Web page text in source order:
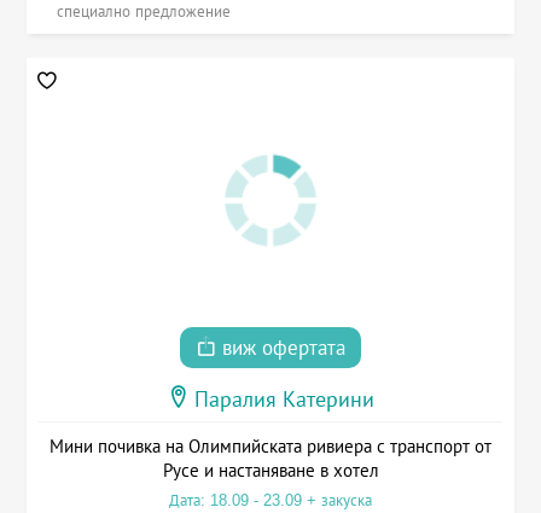
специално предложение
виж офертата
Паралия Катерини
Мини почивка на Олимпийската ривиера с транспорт от
Русе и настаняване в хотел
Дата: 18.09 - 23.09 + закуска